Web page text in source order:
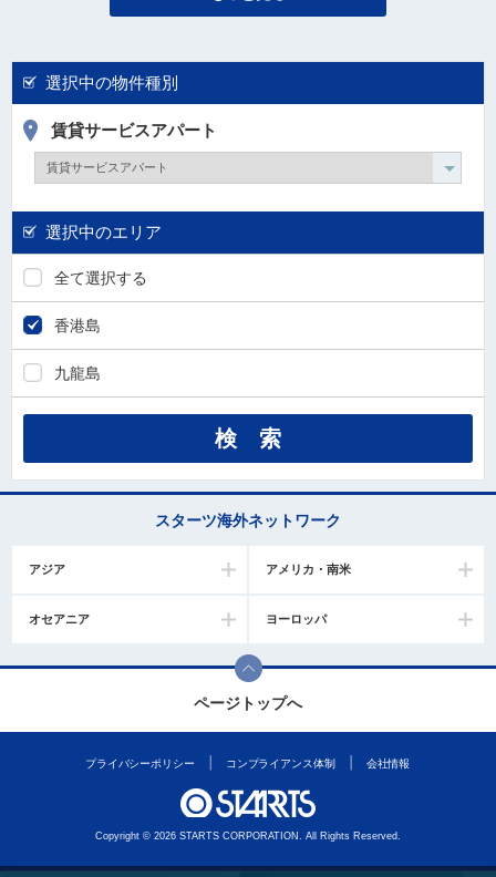
選択中の物件種別
賃貸サービスアパート
選択中のエリア
全て選択する
香港島
九龍島
スターツ海外ネットワーク
アジア アメリカ・南米
オセアニア ヨーロッパ
ページトップへ
プライバシーポリシー コンプライアンス体制 会社情報
Copyright © 2026 STARTS CORPORATION. All Rights Reserved.